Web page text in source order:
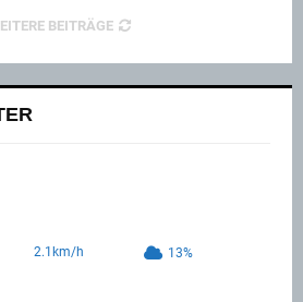
BEITRÄGE
2.1km/h 13%